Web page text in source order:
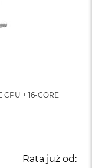
CPU + 16-CORE
Rata już od: